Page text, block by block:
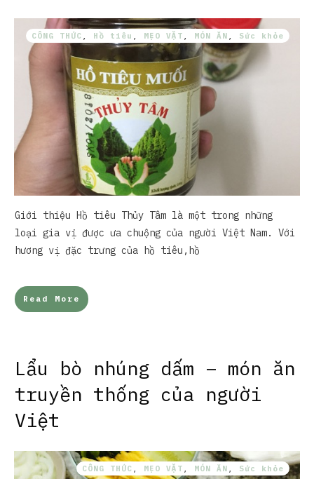
CÔNG THỨC Hồ tiêu MẸO VẶT MÓN ĂN Sức khỏe
Giới thiệu Hồ tiêu Thủy Tâm là một trong những
loại gia vị được ưa chuộng của người Việt Nam. Với
hương vị đặc trưng của hồ tiêu,hồ
Read More
Lẩu bò nhúng dấm – món ăn
truyền thống của người
Việt
CÔNG THỨC MẸO VẶT MÓN ĂN Sức khỏe